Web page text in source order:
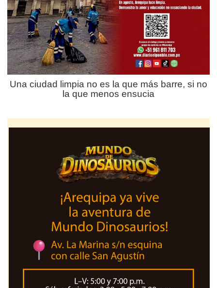
Una ciudad limpia no es la que más barre, si no
la que menos ensucia